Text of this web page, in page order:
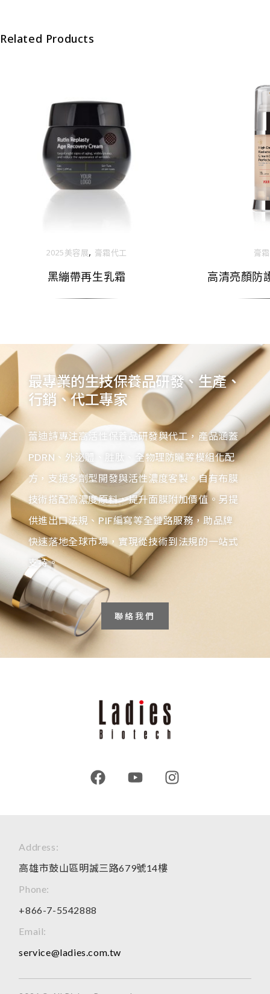
Related Products
2025美容展, 膏霜代工
黑繃帶再生乳霜
膏
高清亮顏防
最專業的生技保養品研發、生產、
行銷、代工專家
蕾迪詩專注高活性保養品研發與代工，產品涵蓋
PDRN、外泌體、胜肽、全物理防曬等模組化配
方，支援多劑型開發與活性濃度客製。自有布膜
技術搭配高濃度原料，提升面膜附加價值。另提
供進出口法規、PIF編寫等全鏈路服務，助品牌
快速落地全球市場，實現從技術到法規的一站式
支持。
聯絡我們
Address:
高雄市鼓山區明誠三路679號14樓
Phone:
+866-7-5542888
Email:
service@ladies.com.tw